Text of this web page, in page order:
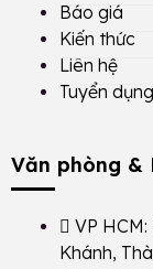
Báo giá
Kiến thức
Liên hệ
Tuyển dụng
Văn phòng &
VP
Khánh,